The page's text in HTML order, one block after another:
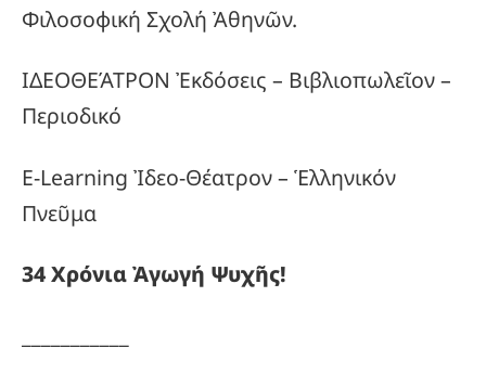
Φιλοσοφική Σχολή Ἀθηνῶν.
ΙΔΕΟΘΕΆΤΡΟΝ Ἐκδόσεις – Βιβλιοπωλεῖον –
Περιοδικό
E-Learning Ἰδεο-Θέατρον – Ἑλληνικόν
Πνεῦμα
34ΧρόνιαἈγωγή Ψυχῆς!